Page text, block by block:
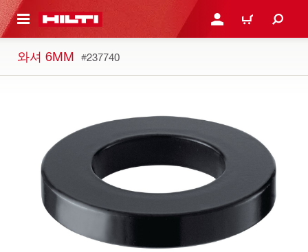
으로 건너뛰기 로그인 또는 회원가입
장바구니
와셔 6MM #237740